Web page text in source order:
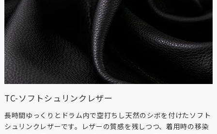
TC-ソフトシュリンクレザー
長時間ゆっくりとドラム内で空打ちし天然のシボを付けたソフト
シュリンクレザーです。レザーの質感を残しつつ、着用時の移染